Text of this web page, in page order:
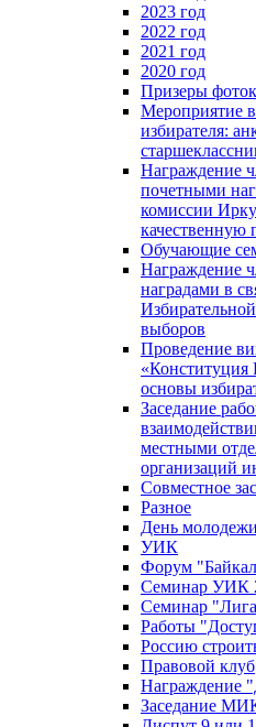
2023 год
2022 год
2021 год
2020 год
Призеры
Мероприятие
избирателя:
Награждение
почетными
комиссии
качественную
Обучающие
Награждение
наградами в
выборов
Проведение
«Конституция
основы
Заседание
местными
организаций
Совместное
Разное
День молодежи
УИК
Форум
Семинар УИК
Семинар
Работы
Россию
Правовой клуб
Награждение
Заседание